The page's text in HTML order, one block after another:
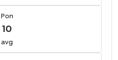
Pon
10
avg